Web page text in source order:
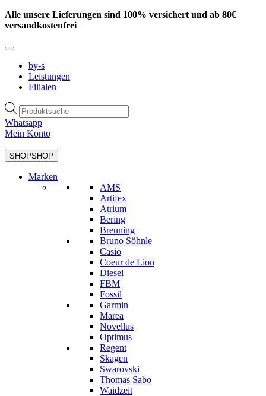
Zum
Inhalt
Alle unsere Lieferungen sind 100% versichert und ab 80€
versandkostenfrei
by-s
Leistungen
Filialen
Products
search
Whatsapp
Mein Konto
SHOPSHOP
Marken
AMS
Artifex
Atrium
Bering
Breuning
Bruno Söhnle
Casio
Coeur de Lion
Diesel
FBM
Fossil
Garmin
Marea
Novellus
Optimus
Regent
Skagen
Swarovski
Thomas Sabo
Waidzeit